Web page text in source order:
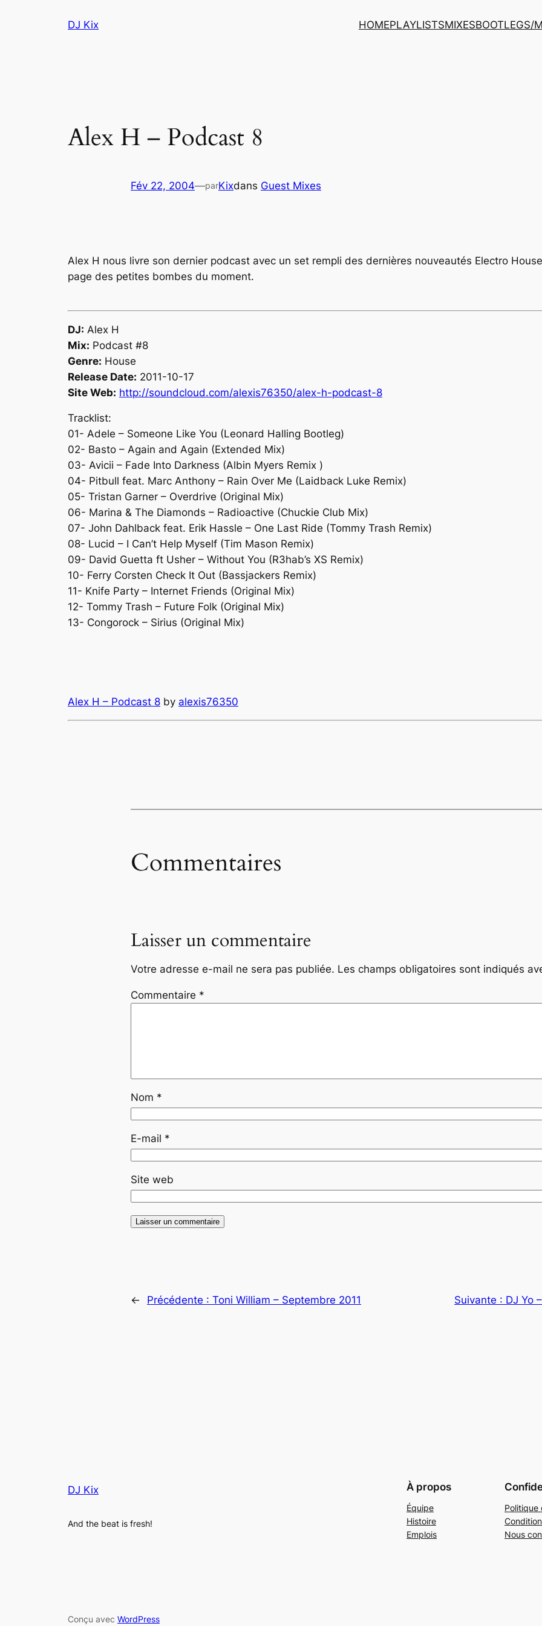
DJ Kix HOMEPLAYLISTSMIXESBOOTLEGS/
Alex H – Podcast 8
Fév 22, 2004—parKixdans Guest Mixes
Alex H nous livre son dernier podcast avec un set rempli des dernières nouveautés Electro House
page des petites bombes du moment.
DJ: Alex H
Mix: Podcast #8
Genre: House
Release Date: 2011-10-17
Site Web: http://soundcloud.com/alexis76350/alex-h-podcast-8
Tracklist:
01- Adele – Someone Like You (Leonard Halling Bootleg)
02- Basto – Again and Again (Extended Mix)
03- Avicii – Fade Into Darkness (Albin Myers Remix )
04- Pitbull feat. Marc Anthony – Rain Over Me (Laidback Luke Remix)
05- Tristan Garner – Overdrive (Original Mix)
06- Marina & The Diamonds – Radioactive (Chuckie Club Mix)
07- John Dahlback feat. Erik Hassle – One Last Ride (Tommy Trash Remix)
08- Lucid – I Can’t Help Myself (Tim Mason Remix)
09- David Guetta ft Usher – Without You (R3hab’s XS Remix)
10- Ferry Corsten Check It Out (Bassjackers Remix)
11- Knife Party – Internet Friends (Original Mix)
12- Tommy Trash – Future Folk (Original Mix)
13- Congorock – Sirius (Original Mix)
Alex H – Podcast 8 by alexis76350
Commentaires
Laisser un commentaire
Votre adresse e-mail ne sera pas publiée. Les champs obligatoires sont indiqués
Commentaire *
Nom *
E-mail *
Site web
← Précédente : Toni William – Septembre 2011 Suivante : DJ Yo
DJ Kix
And the beat is fresh!
À propos
Équipe
Histoire
Emplois
Politique
Nous
Conçu avec WordPress